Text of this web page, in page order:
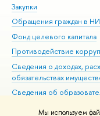
Мы используем
Закупки
Обращения граждан в
Фонд целевого капитала
Противодействие
Сведения о доходах,
обязательствах
Сведения об
Людям с ограниченными